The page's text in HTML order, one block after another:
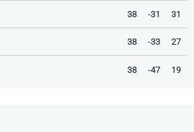
38 -31 31
38 -33 27
38 -47 19